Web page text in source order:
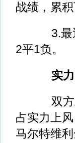
战绩，累
3.最近
2平1负。
实
双方此
占实力上
马尔特维利